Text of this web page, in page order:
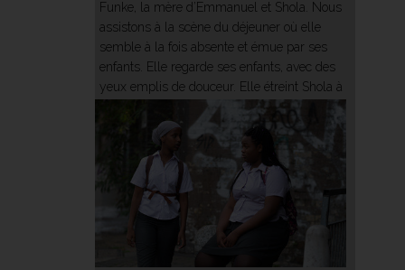
Funke, la mère d’Emmanuel et Shola. Nous
assistons à la scène du déjeuner où elle
semble à la fois absente et émue par ses
enfants. Elle regarde ses enfants, avec des
yeux emplis de douceur. Elle étreint Shola à